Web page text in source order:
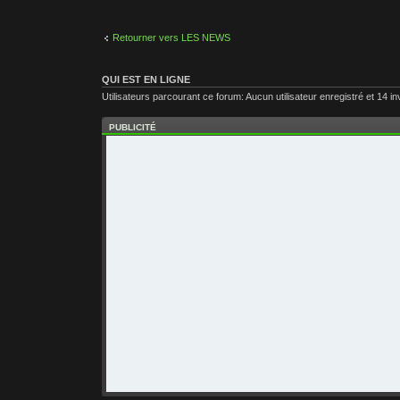
Retourner vers LES NEWS
QUI EST EN LIGNE
Utilisateurs parcourant ce forum: Aucun utilisateur enregistré et 14
PUBLICITÉ